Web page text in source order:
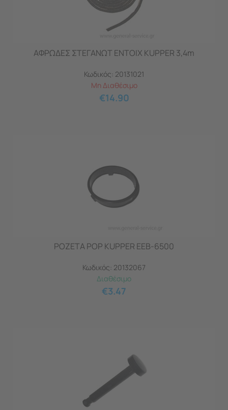
ΑΦΡΩΔΕΣ ΣΤΕΓΑΝΩΤ ΕΝΤΟΙΧ KUPPER 3,4m
Κωδικός: 20131021
Μη Διαθέσιμο
€14.90
ΡΟΖΕΤΑ POP KUPPER EEB-6500
Κωδικός: 20132067
Διαθέσιμο
€3.47